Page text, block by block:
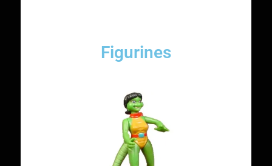
Figurines